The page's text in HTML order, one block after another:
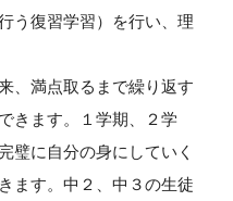
う復習学習）を行い、理
、満点取るまで繰り返す
きます。１学期、２学
璧に自分の身にしていく
ます。中２、中３の生徒